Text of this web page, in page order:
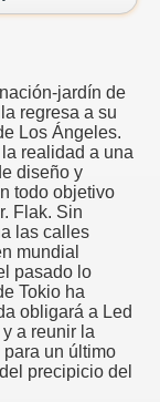
jardín de
regresa a su
Los Ángeles.
realidad a una
diseño y
todo objetivo
Flak. Sin
las calles
mundial
pasado lo
Tokio ha
obligará a Led
a reunir la
un último
precipicio del